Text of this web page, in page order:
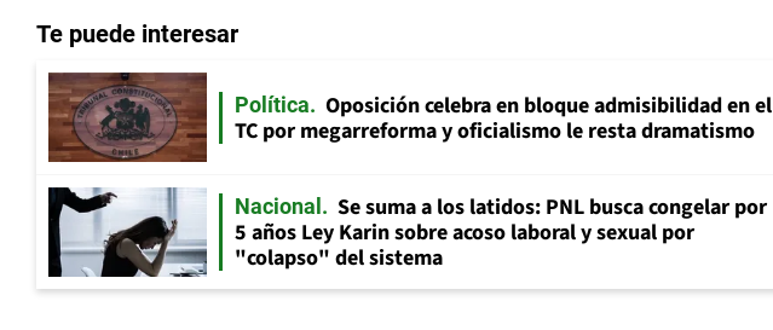
Te puede interesar
Política
Oposición celebra en bloque admisibilidad en el
TC por megarreforma y oficialismo le resta dramatismo
Nacional
Se suma a los latidos: PNL busca congelar por
5 años Ley Karin sobre acoso laboral y sexual por
"colapso" del sistema